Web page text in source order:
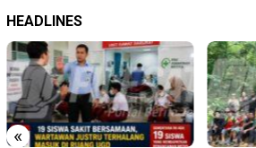
HEADLINES
«